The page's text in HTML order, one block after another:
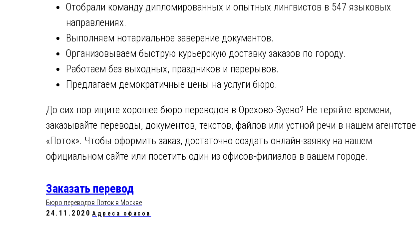
Отобрали команду дипломированных и опытных лингвистов в 547 языковых
направлениях.
Выполняем нотариальное заверение документов.
Организовываем быструю курьерскую доставку заказов по городу.
Работаем без выходных, праздников и перерывов.
Предлагаем демократичные цены на услуги бюро.
До сих пор ищите хорошее бюро переводов в Орехово-Зуево? Не теряйте времени,
заказывайте переводы, документов, текстов, файлов или устной речи в нашем агентстве
«Поток». Чтобы оформить заказ, достаточно создать онлайн-заявку на нашем
официальном сайте или посетить один из офисов-филиалов в вашем городе.
Заказать перевод
Бюро переводов Поток в Москве
24.11.2020 Адреса офисов